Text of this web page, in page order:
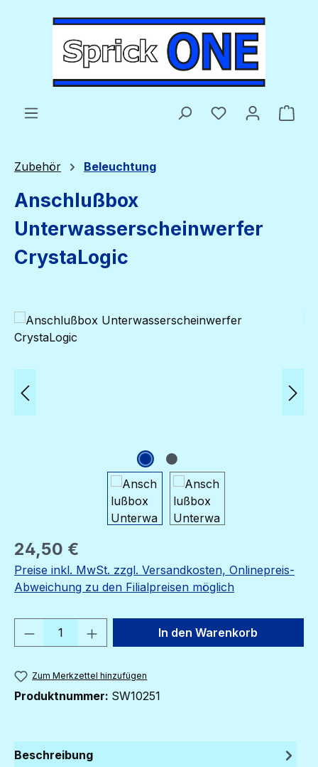
Zum Hauptinhalt springen
Du hast 0
Zubehör Beleuchtung
Anschlußbox
Unterwasserscheinwerfer
CrystaLogic
Bildergalerie überspringen
Regulärer Preis:
24,50 €
Preise inkl. MwSt. zzgl. Versandkosten, Onlinepreis-
Abweichung zu den Filialpreisen möglich
Produkt Anzahl: Gib denIn den Warenkorb
Zum Merkzettel hinzufügen
Produktnummer: SW10251
Beschreibung